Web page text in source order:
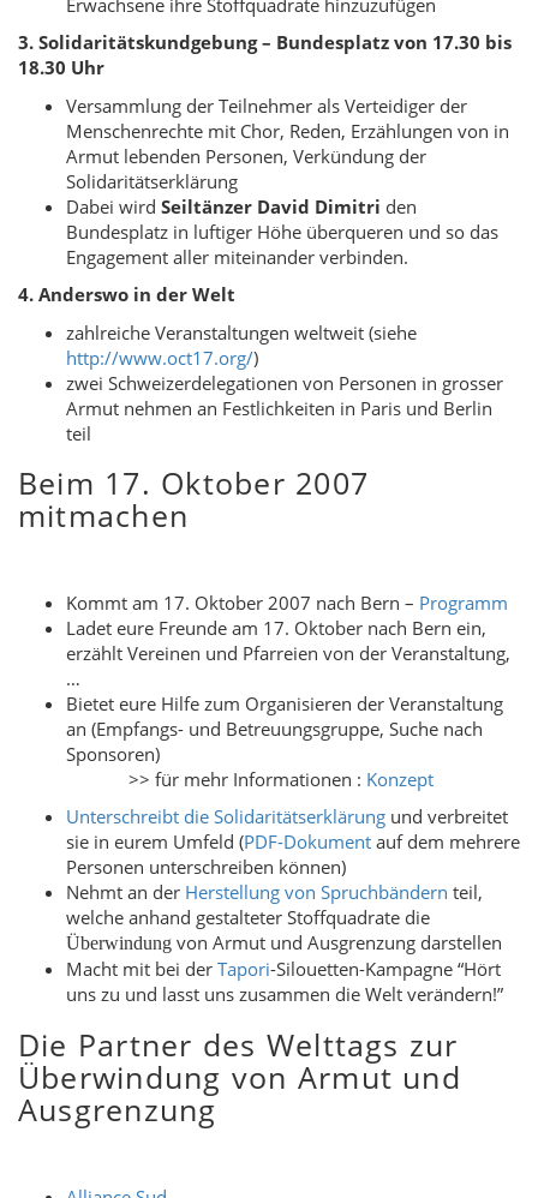
3. Solidaritätskundgebung – Bundesplatz von 17.30 bis
18.30 Uhr
Versammlung der Teilnehmer als Verteidiger der
Menschenrechte mit Chor, Reden, Erzählungen von in
Armut lebenden Personen, Verkündung der
Solidaritätserklärung
Dabei wird Seiltänzer David Dimitri den
Bundesplatz in luftiger Höhe überqueren und so das
Engagement aller miteinander verbinden.
4. Anderswo in der Welt
zahlreiche Veranstaltungen weltweit (siehe
http://www.oct17.org/)
zwei Schweizerdelegationen von Personen in grosser
Armut nehmen an Festlichkeiten in Paris und Berlin
teil
Beim 17. Oktober 2007
mitmachen
Kommt am 17. Oktober 2007 nach Bern – Programm
Ladet eure Freunde am 17. Oktober nach Bern ein,
erzählt Vereinen und Pfarreien von der Veranstaltung,
…
Bietet eure Hilfe zum Organisieren der Veranstaltung
an (Empfangs- und Betreuungsgruppe, Suche nach
Sponsoren)
>> für mehr Informationen : Konzept
Unterschreibt die Solidaritätserklärung und verbreitet
sie in eurem Umfeld (PDF-Dokument auf dem mehrere
Personen unterschreiben können)
Nehmt an der Herstellung von Spruchbändern teil,
welche anhand gestalteter Stoffquadrate die
Überwindung von Armut und Ausgrenzung darstellen
Macht mit bei der Tapori-Silouetten-Kampagne “Hört
uns zu und lasst uns zusammen die Welt verändern!”
Die Partner des Welttags zur
Überwindung von Armut und
Ausgrenzung